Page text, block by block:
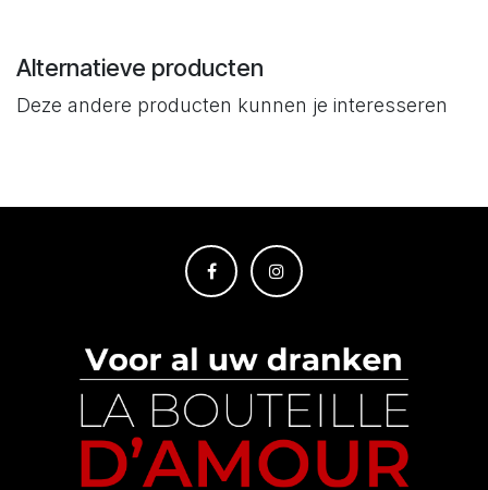
Alternatieve producten
Deze andere producten kunnen je interesseren